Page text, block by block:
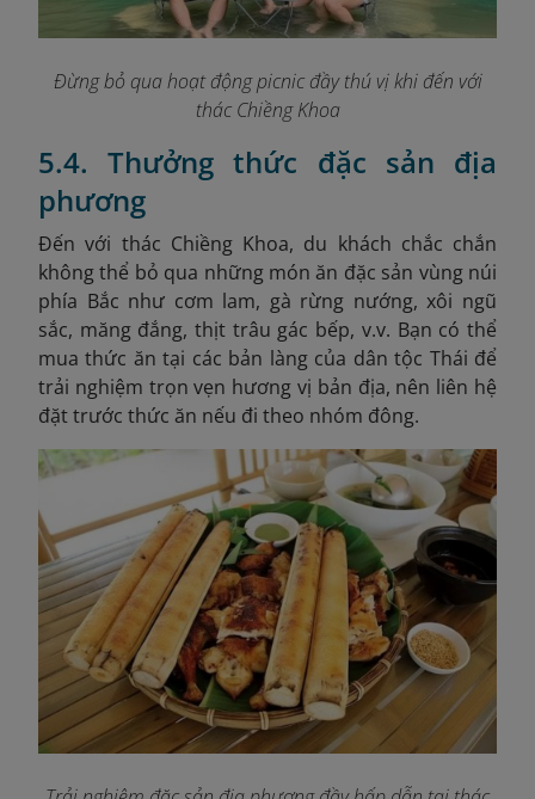
Đừng bỏ qua hoạt động picnic đầy thú vị khi đến với
thác Chiềng Khoa
5.4. Thưởng thức đặc sản địa
phương
Đến với thác Chiềng Khoa, du khách chắc chắn
không thể bỏ qua những món ăn đặc sản vùng núi
phía Bắc như cơm lam, gà rừng nướng, xôi ngũ
sắc, măng đắng, thịt trâu gác bếp, v.v. Bạn có thể
mua thức ăn tại các bản làng của dân tộc Thái để
trải nghiệm trọn vẹn hương vị bản địa, nên liên hệ
đặt trước thức ăn nếu đi theo nhóm đông.